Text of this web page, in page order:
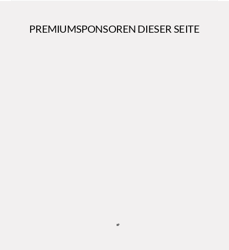
PREMIUMSPONSOREN DIESER SEITE